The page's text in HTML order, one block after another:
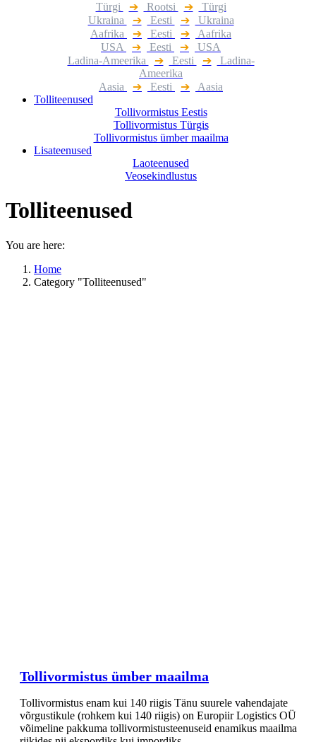
Türgi
➔ Rootsi ➔
Türgi
Ukraina
➔ Eesti ➔
Ukraina
Aafrika
➔ Eesti ➔
Aafrika
USA
➔ Eesti ➔
USA
Ladina-Ameerika
➔ Eesti ➔
Ladina-
Ameerika
Aasia
➔ Eesti ➔
Aasia
Tolliteenused
Tollivormistus Eestis
Tollivormistus Türgis
Tollivormistus ümber maailma
Lisateenused
Laoteenused
Veosekindlustus
Tolliteenused
You are here:
Home
Category "Tolliteenused"
Tollivormistus ümber maailma
Tollivormistus enam kui 140 riigis Tänu suurele vahendajate
võrgustikule (rohkem kui 140 riigis) on Europiir Logistics OÜ
võimeline pakkuma tollivormistusteenuseid enamikus maailma